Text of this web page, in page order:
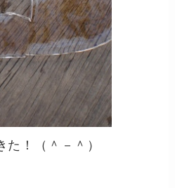
！（＾－＾）